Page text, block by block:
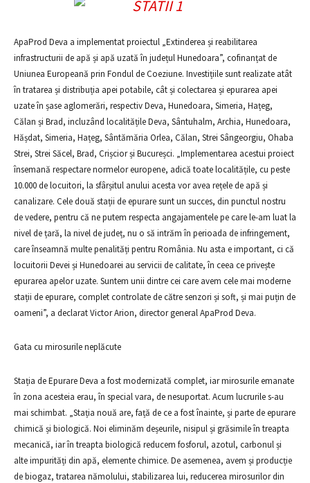
ApaProd Deva a implementat proiectul „Extinderea și reabilitarea
infrastructurii de apă și apă uzată în județul Hunedoara”, cofinanțat de
Uniunea Europeană prin Fondul de Coeziune. Investițiile sunt realizate atât
în tratarea și distribuția apei potabile, cât și colectarea și epurarea apei
uzate în șase aglomerări, respectiv Deva, Hunedoara, Simeria, Hațeg,
Călan și Brad, incluzând localitățile Deva, Sântuhalm, Archia, Hunedoara,
Hășdat, Simeria, Hațeg, Sântămăria Orlea, Călan, Strei Sângeorgiu, Ohaba
Strei, Strei Săcel, Brad, Crișcior și Bucureșci. „Implementarea acestui proiect
însemană respectare normelor europene, adică toate localitățile, cu peste
10.000 de locuitori, la sfârșitul anului acesta vor avea rețele de apă și
canalizare. Cele două stații de epurare sunt un succes, din punctul nostru
de vedere, pentru că ne putem respecta angajamentele pe care le-am luat la
nivel de țară, la nivel de județ, nu o să intrăm în perioada de infringement,
care înseamnă multe penalități pentru România. Nu asta e important, ci că
locuitorii Devei și Hunedoarei au servicii de calitate, în ceea ce privește
epurarea apelor uzate. Suntem unii dintre cei care avem cele mai moderne
stații de epurare, complet controlate de către senzori și soft, și mai puțin de
oameni”, a declarat Victor Arion, director general ApaProd Deva.
Gata cu mirosurile neplăcute
Stația de Epurare Deva a fost modernizată complet, iar mirosurile emanate
în zona acesteia erau, în special vara, de nesuportat. Acum lucrurile s-au
mai schimbat. „Stația nouă are, față de ce a fost înainte, și parte de epurare
chimică și biologică. Noi eliminăm deșeurile, nisipul și grăsimile în treapta
mecanică, iar în treapta biologică reducem fosforul, azotul, carbonul și
alte impurități din apă, elemente chimice. De asemenea, avem și producție
de biogaz, tratarea nămolului, stabilizarea lui, reducerea mirosurilor din